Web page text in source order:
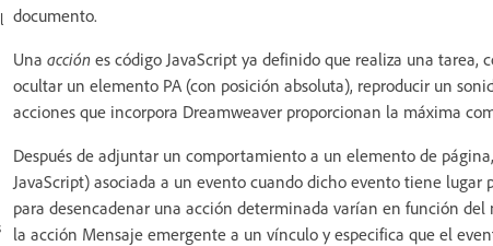
documento.
Una acción es código JavaScript ya definido que realiza una
ocultar un elemento PA (con posición absoluta), reproducir un
acciones que incorpora Dreamweaver proporcionan la máxima
Después de adjuntar un comportamiento a un elemento de
JavaScript) asociada a un evento cuando dicho evento tiene lugar
para desencadenar una acción determinada varían en función
la acción Mensaje emergente a un vínculo y especifica que el